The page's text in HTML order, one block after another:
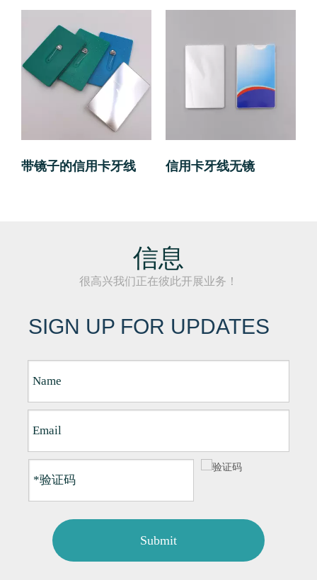
带镜子的信用卡牙线 信用卡牙线无镜
信息
很高兴我们正在彼此开展业务！
SIGN UP FOR UPDATES
Submit